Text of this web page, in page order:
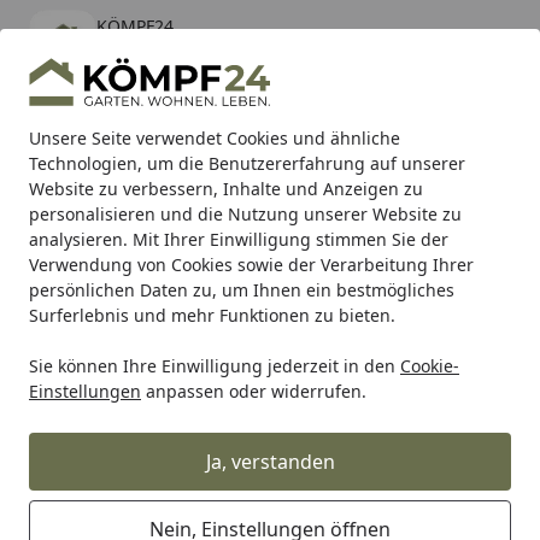
Unsere Seite verwendet Cookies und ähnliche
Technologien, um die Benutzererfahrung auf unserer
Website zu verbessern, Inhalte und Anzeigen zu
personalisieren und die Nutzung unserer Website zu
analysieren. Mit Ihrer Einwilligung stimmen Sie der
Verwendung von Cookies sowie der Verarbeitung Ihrer
persönlichen Daten zu, um Ihnen ein bestmögliches
Surferlebnis und mehr Funktionen zu bieten.
Sie können Ihre Einwilligung jederzeit in den Cookie-
Einstellungen anpassen oder widerrufen.
Ja, verstanden
Nein, Einstellungen öffnen
KÖMPF24
kostenlos - Im App Store
Hotline
Alle Produkte
Mein Konto
Suchen
Karibu Pools inkl. gratis Sandfilteranlage & Pool-
Starterset (Gesamtwert bis 468,99€)
Startseite
Grill Weber CTN W/LBL Q 2200 LPG MAROON 14 (65266)
Weber CTN W/LBL Q 2200 LPG
MAROON 14 (65266)